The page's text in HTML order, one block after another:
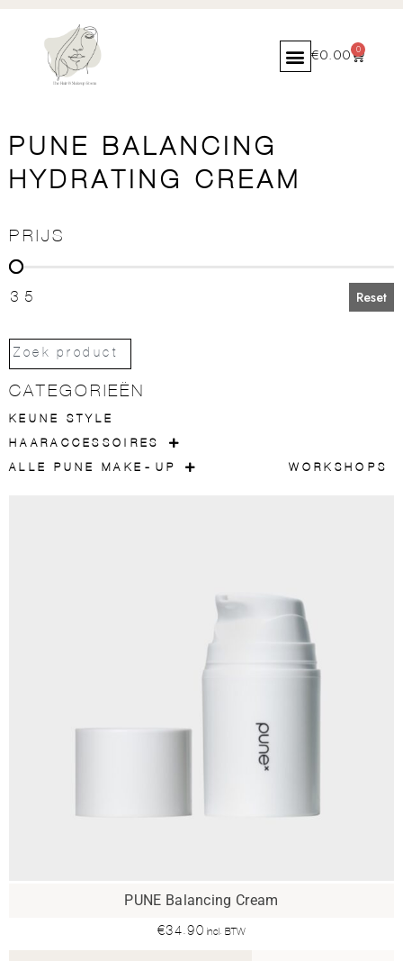
€0.00 0
PUNE BALANCING
HYDRATING CREAM
PRIJS
PRIJS
35 Reset
CATEGORIEËN
KEUNE STYLE
HAARACCESSOIRES
ALLE PUNE MAKE-UP
WORKSHOPS
PUNE Balancing Cream
€34.90 incl. BTW